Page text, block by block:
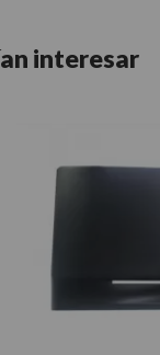
interesar